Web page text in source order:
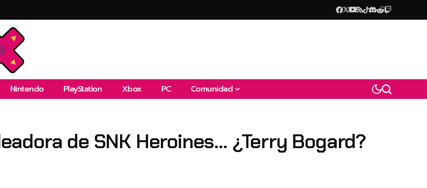
Nintendo PlayStation Xbox PC Comunidad
de SNK Heroines… ¿Terry Bogard?